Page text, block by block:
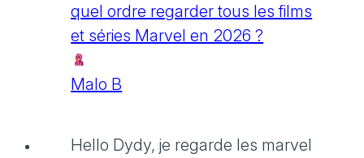
quel ordre regarder tous les films
et séries Marvel en 2026 ?
Malo B
Hello Dydy, je regarde les marvel